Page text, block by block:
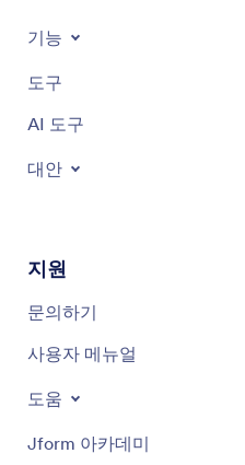
기능
도구
AI 도구
대안
지원
문의하기
사용자 메뉴얼
도움
Jform 아카데미